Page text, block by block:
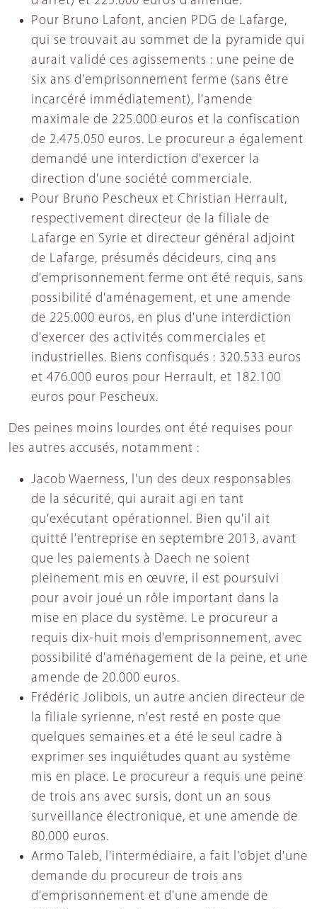
Pour Bruno Lafont, ancien PDG de Lafarge,
qui se trouvait au sommet de la pyramide qui
aurait validé ces agissements : une peine de
six ans d'emprisonnement ferme (sans être
incarcéré immédiatement), l'amende
maximale de 225.000 euros et la confiscation
de 2.475.050 euros. Le procureur a également
demandé une interdiction d'exercer la
direction d'une société commerciale.
Pour Bruno Pescheux et Christian Herrault,
respectivement directeur de la filiale de
Lafarge en Syrie et directeur général adjoint
de Lafarge, présumés décideurs, cinq ans
d'emprisonnement ferme ont été requis, sans
possibilité d'aménagement, et une amende
de 225.000 euros, en plus d'une interdiction
d'exercer des activités commerciales et
industrielles. Biens confisqués : 320.533 euros
et 476.000 euros pour Herrault, et 182.100
euros pour Pescheux.
Des peines moins lourdes ont été requises pour
les autres accusés, notamment :
Jacob Waerness, l'un des deux responsables
de la sécurité, qui aurait agi en tant
qu'exécutant opérationnel. Bien qu'il ait
quitté l'entreprise en septembre 2013, avant
que les paiements à Daech ne soient
pleinement mis en œuvre, il est poursuivi
pour avoir joué un rôle important dans la
mise en place du système. Le procureur a
requis dix-huit mois d'emprisonnement, avec
possibilité d'aménagement de la peine, et une
amende de 20.000 euros.
Frédéric Jolibois, un autre ancien directeur de
la filiale syrienne, n'est resté en poste que
quelques semaines et a été le seul cadre à
exprimer ses inquiétudes quant au système
mis en place. Le procureur a requis une peine
de trois ans avec sursis, dont un an sous
surveillance électronique, et une amende de
80.000 euros.
Armo Taleb, l'intermédiaire, a fait l'objet d'une
demande du procureur de trois ans
d'emprisonnement et d'une amende de